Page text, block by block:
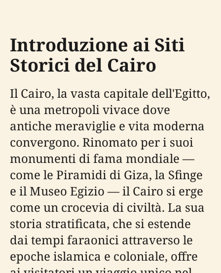
Introduzione ai Siti
Storici del Cairo
Il Cairo, la vasta capitale dell'Egitto,
è una metropoli vivace dove
antiche meraviglie e vita moderna
convergono. Rinomato per i suoi
monumenti di fama mondiale —
come le Piramidi di Giza, la Sfinge
e il Museo Egizio — il Cairo si erge
come un crocevia di civiltà. La sua
storia stratificata, che si estende
dai tempi faraonici attraverso le
epoche islamica e coloniale, offre